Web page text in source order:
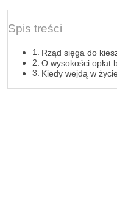
Spis treści
Rząd sięga do
O wysokości opłat
Kiedy wejdą w